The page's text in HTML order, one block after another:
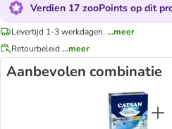
Verdien 17 zooPoints op dit
Levertijd 1-3 werkdagen. ...meer
Retourbeleid ...meer
Aanbevolen combinatie